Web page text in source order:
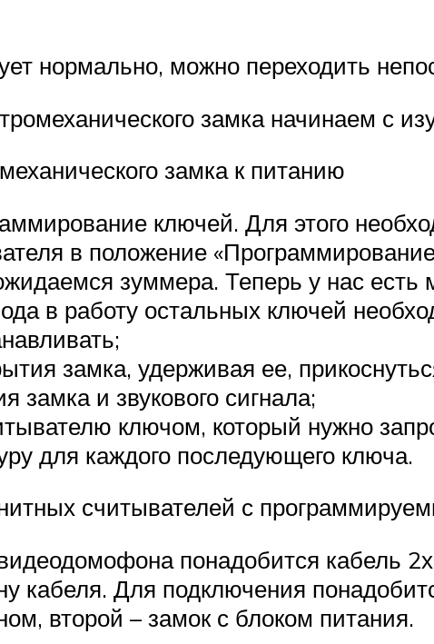
нормально, можно переходить
замка начинаем с
замка к питанию
ключей. Для этого
в положение
зуммера. Теперь у нас есть
в работу остальных ключей
замка, удерживая ее,
замка и звукового сигнала;
ключом, который нужно
для каждого последующего ключа.
считывателей с
понадобится кабель
кабеля. Для подключения
второй – замок с блоком питания.